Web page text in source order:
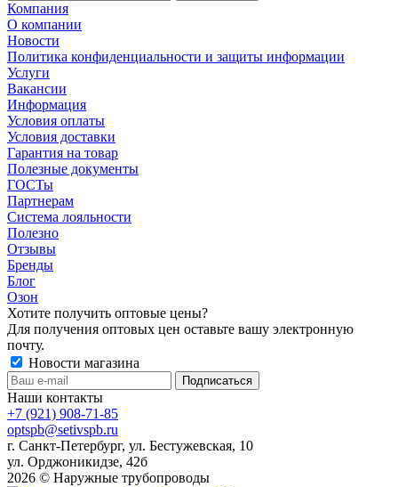
Компания
О компании
Новости
Политика конфиденциальности и защиты информации
Услуги
Вакансии
Информация
Условия оплаты
Условия доставки
Гарантия на товар
Полезные документы
ГОСТы
Партнерам
Система лояльности
Полезно
Отзывы
Бренды
Блог
Озон
Хотите получить оптовые цены?
Для получения оптовых цен оставьте вашу электронную
почту.
Новости магазина
Наши контакты
+7 (921) 908-71-85
optspb@setivspb.ru
г. Санкт-Петербург, ул. Бестужевская, 10
ул. Орджоникидзе, 42б
2026 © Наружные трубопроводы